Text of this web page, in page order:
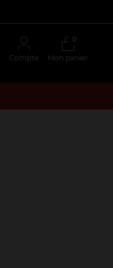
Compte Mon panier
0